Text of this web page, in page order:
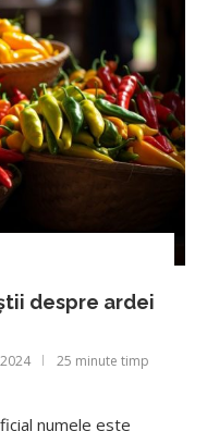
despre ardei
25 minute timp
numele este